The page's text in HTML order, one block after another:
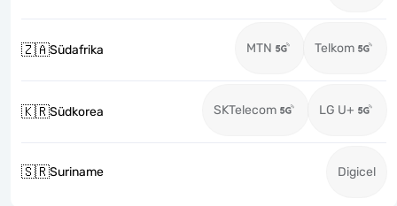
🇿🇦Südafrika MTN Telkom
🇰🇷Südkorea SKTelecom LG U+
🇸🇷Suriname Digicel